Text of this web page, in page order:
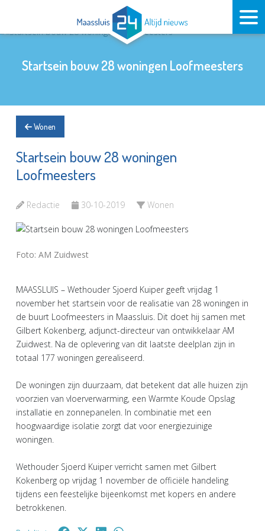
Startsein bouw 28 woningen Loofmeesters
Wonen
Startsein bouw 28 woningen
Loofmeesters
Redactie 30-10-2019 Wonen
Foto: AM Zuidwest
MAASSLUIS – Wethouder Sjoerd Kuiper geeft vrijdag 1
november het startsein voor de realisatie van 28 woningen in
de buurt Loofmeesters in Maassluis. Dit doet hij samen met
Gilbert Kokenberg, adjunct-directeur van ontwikkelaar AM
Zuidwest. Na de oplevering van dit laatste deelplan zijn in
totaal 177 woningen gerealiseerd.
De woningen zijn duurzaam, dat betekent dat alle huizen zijn
voorzien van vloerverwarming, een Warmte Koude Opslag
installatie en zonnepanelen. In combinatie met een
hoogwaardige isolatie zorgt dat voor energiezuinige
woningen.
Wethouder Sjoerd Kuiper verricht samen met Gilbert
Kokenberg op vrijdag 1 november de officiële handeling
tijdens een feestelijke bijeenkomst met kopers en andere
betrokkenen.